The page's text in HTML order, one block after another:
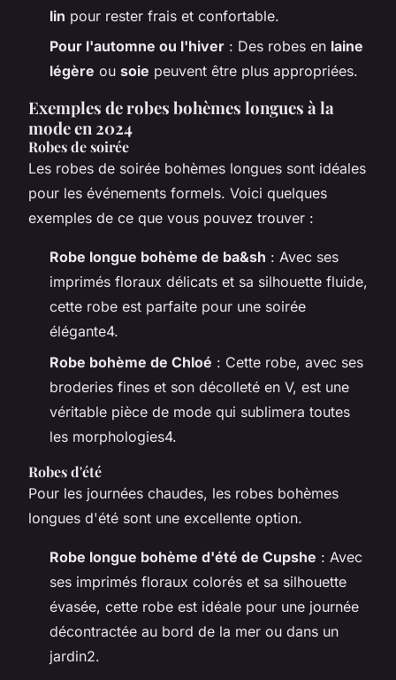
lin pour rester frais et confortable.
Pour l'automne ou l'hiver : Des robes en laine
légère ou soie peuvent être plus appropriées.
Exemples de robes bohèmes longues à la
mode en 2024
Robes de soirée
Les robes de soirée bohèmes longues sont idéales
pour les événements formels. Voici quelques
exemples de ce que vous pouvez trouver :
Robe longue bohème de ba&sh : Avec ses
imprimés floraux délicats et sa silhouette fluide,
cette robe est parfaite pour une soirée
élégante4.
Robe bohème de Chloé : Cette robe, avec ses
broderies fines et son décolleté en V, est une
véritable pièce de mode qui sublimera toutes
les morphologies4.
Robes d'été
Pour les journées chaudes, les robes bohèmes
longues d'été sont une excellente option.
Robe longue bohème d'été de Cupshe : Avec
ses imprimés floraux colorés et sa silhouette
évasée, cette robe est idéale pour une journée
décontractée au bord de la mer ou dans un
jardin2.